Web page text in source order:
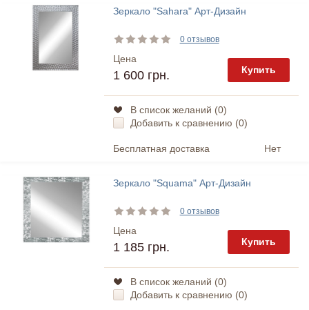
Зеркало "Sahara" Арт-Дизайн
0 отзывов
Цена
1 600 грн. Купить
В список желаний (0)
Добавить к сравнению (0)
Бесплатная доставка Нет
Зеркало "Squama" Арт-Дизайн
0 отзывов
Цена
1 185 грн. Купить
В список желаний (0)
Добавить к сравнению (0)